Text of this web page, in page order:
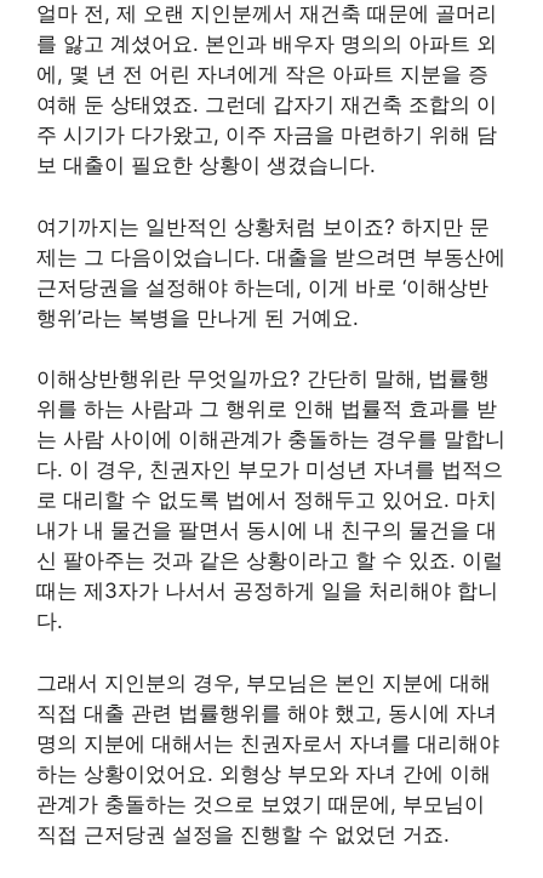
얼마 전, 제 오랜 지인분께서 재건축 때문에 골머리
를 앓고 계셨어요. 본인과 배우자 명의의 아파트 외
에, 몇 년 전 어린 자녀에게 작은 아파트 지분을 증
여해 둔 상태였죠. 그런데 갑자기 재건축 조합의 이
주 시기가 다가왔고, 이주 자금을 마련하기 위해 담
보 대출이 필요한 상황이 생겼습니다.
여기까지는 일반적인 상황처럼 보이죠? 하지만 문
제는 그 다음이었습니다. 대출을 받으려면 부동산에
근저당권을 설정해야 하는데, 이게 바로 ‘이해상반
행위’라는 복병을 만나게 된 거예요.
이해상반행위란 무엇일까요? 간단히 말해, 법률행
위를 하는 사람과 그 행위로 인해 법률적 효과를 받
는 사람 사이에 이해관계가 충돌하는 경우를 말합니
다. 이 경우, 친권자인 부모가 미성년 자녀를 법적으
로 대리할 수 없도록 법에서 정해두고 있어요. 마치
내가 내 물건을 팔면서 동시에 내 친구의 물건을 대
신 팔아주는 것과 같은 상황이라고 할 수 있죠. 이럴
때는 제3자가 나서서 공정하게 일을 처리해야 합니
다.
그래서 지인분의 경우, 부모님은 본인 지분에 대해
직접 대출 관련 법률행위를 해야 했고, 동시에 자녀
명의 지분에 대해서는 친권자로서 자녀를 대리해야
하는 상황이었어요. 외형상 부모와 자녀 간에 이해
관계가 충돌하는 것으로 보였기 때문에, 부모님이
직접 근저당권 설정을 진행할 수 없었던 거죠.